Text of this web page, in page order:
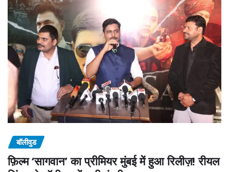
बॉलीवुड
फ़िल्म ‘सागवान’ का प्रीमियर मुंबई में हुआ रिलीज़! रीयल